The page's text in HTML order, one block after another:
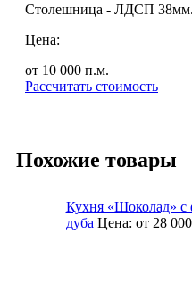
Столешница - ЛДСП 38мм.
Цена:
от 10 000 п.м.
Рассчитать стоимость
Похожие товары
Кухня «Шоколад» с
дуба Цена: от 28 000